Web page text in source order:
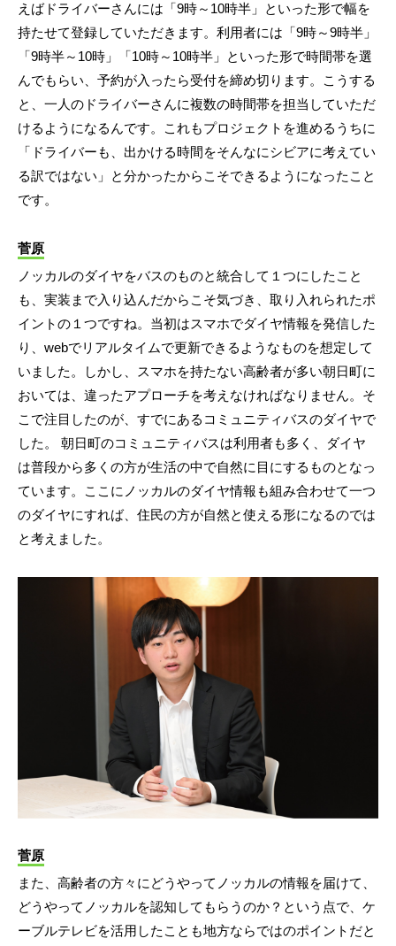
えばドライバーさんには「9時～10時半」といった形で幅を
持たせて登録していただきます。利用者には「9時～9時半」
「9時半～10時」「10時～10時半」といった形で時間帯を選
んでもらい、予約が入ったら受付を締め切ります。こうする
と、一人のドライバーさんに複数の時間帯を担当していただ
けるようになるんです。これもプロジェクトを進めるうちに
「ドライバーも、出かける時間をそんなにシビアに考えてい
る訳ではない」と分かったからこそできるようになったこと
です。
菅原
ノッカルのダイヤをバスのものと統合して１つにしたこと
も、実装まで入り込んだからこそ気づき、取り入れられたポ
イントの１つですね。当初はスマホでダイヤ情報を発信した
り、webでリアルタイムで更新できるようなものを想定して
いました。しかし、スマホを持たない高齢者が多い朝日町に
おいては、違ったアプローチを考えなければなりません。そ
こで注目したのが、すでにあるコミュニティバスのダイヤで
した。 朝日町のコミュニティバスは利用者も多く、ダイヤ
は普段から多くの方が生活の中で自然に目にするものとなっ
ています。ここにノッカルのダイヤ情報も組み合わせて一つ
のダイヤにすれば、住民の方が自然と使える形になるのでは
と考えました。
菅原
また、高齢者の方々にどうやってノッカルの情報を届けて、
どうやってノッカルを認知してもらうのか？という点で、ケ
ーブルテレビを活用したことも地方ならではのポイントだと